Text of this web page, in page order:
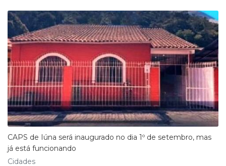
CAPS de Iúna será inaugurado no dia 1º de setembro, mas
já está funcionando
Cidades